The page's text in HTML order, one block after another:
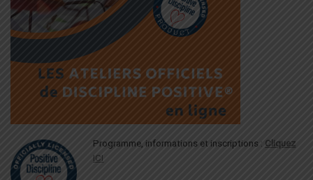
Programme, informations et inscriptions : Cliquez
ICI